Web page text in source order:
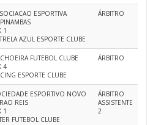
ESPORTIVA
1
AZUL ESPORTE CLUBE
ÁRBITRO
FUTEBOL CLUBE
4
ESPORTE CLUBE
ÁRBITRO
ESPORTIVO NOVO
REIS
1
FUTEBOL CLUBE
ÁRBITRO
ASSISTENTE
2